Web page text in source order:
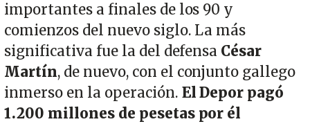
importantes a finales de los 90 y
comienzos del nuevo siglo. La más
significativa fue la del defensa César
Martín, de nuevo, con el conjunto gallego
inmerso en la operación. El Depor pagó
1.200 millones de pesetas por él